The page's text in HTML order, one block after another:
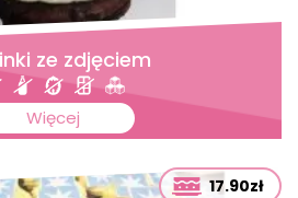
ze zdjęciem
Więcej
17.90zł